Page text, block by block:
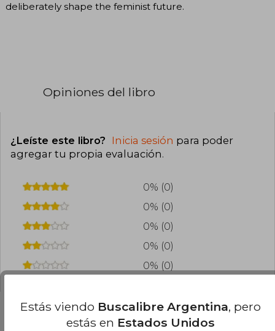
deliberately shape the feminist future.
Opiniones del libro
¿Leíste este libro? Inicia sesión para poder
agregar tu propia evaluación.
0% (0)
0% (0)
0% (0)
0% (0)
0% (0)
Estás viendo Buscalibre Argentina, pero
estás en Estados Unidos